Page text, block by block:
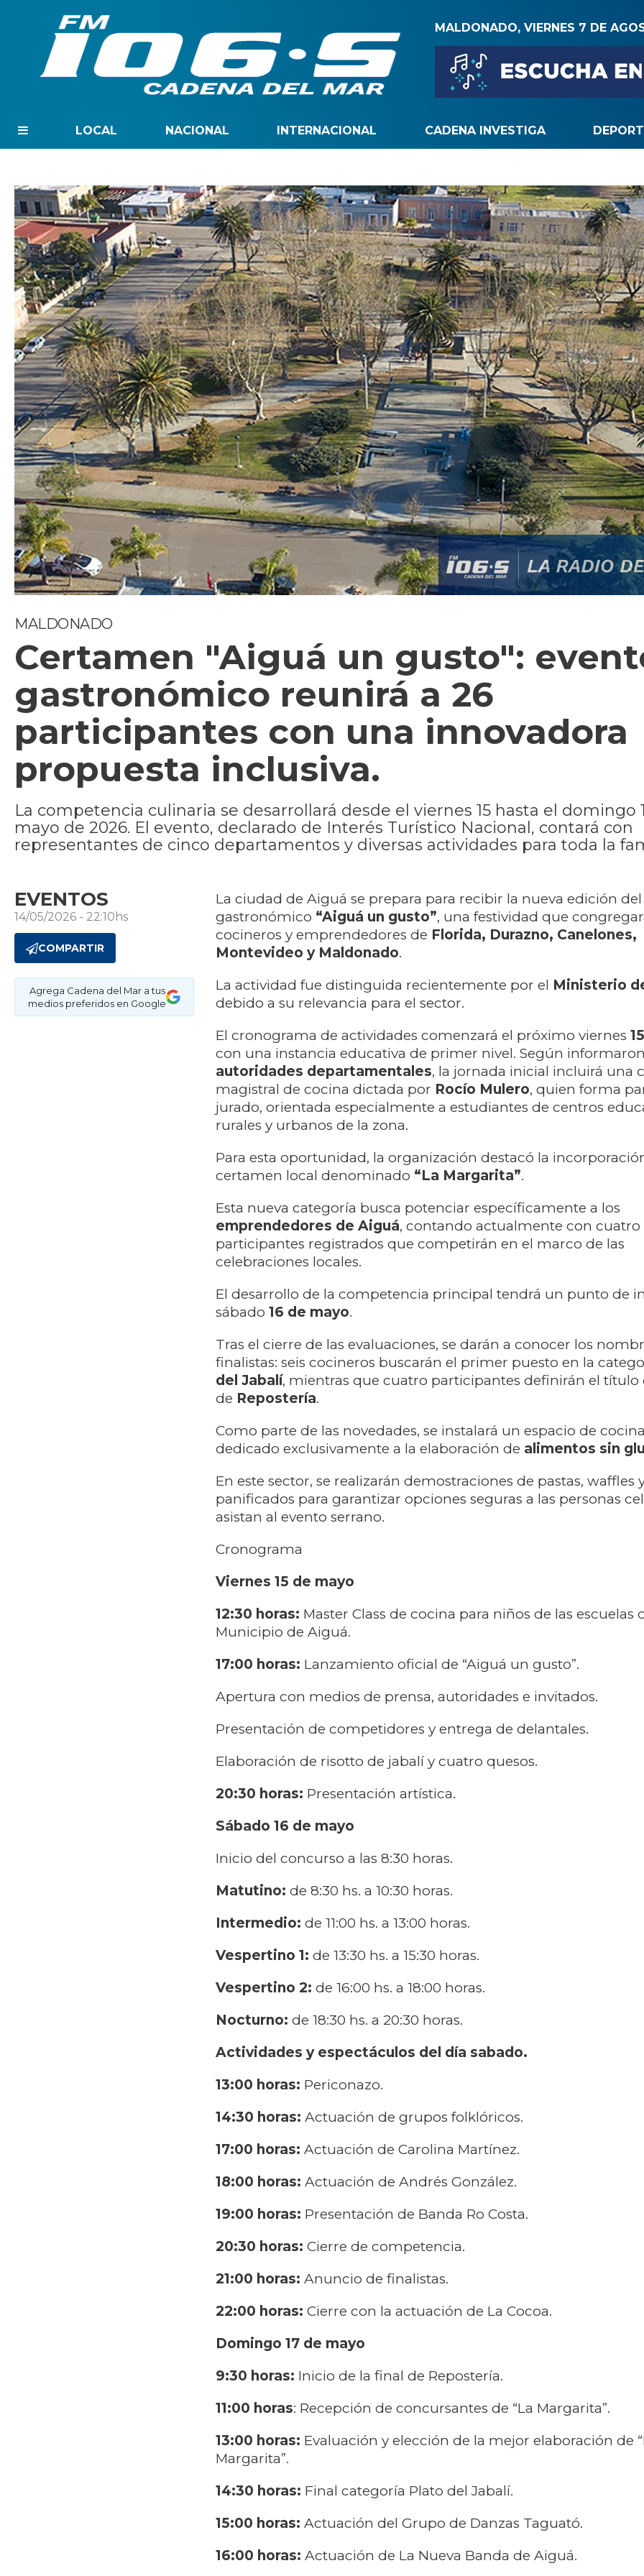
MALDONADO, VIERNES 7 DE
LOCAL NACIONAL INTERNACIONAL CADENA INVESTIGA
MALDONADO
Certamen "Aiguá un gusto":
gastronómico reunirá a 26
participantes con una innovadora
propuesta inclusiva.
La competencia culinaria se desarrollará desde el viernes 15 hasta el domingo
mayo de 2026. El evento, declarado de Interés Turístico Nacional, contará con
representantes de cinco departamentos y diversas actividades para toda la
EVENTOS
14/05/2026 - 22:10hs
COMPARTIR
Agrega Cadena del Mar a tus
medios preferidos en Google
La ciudad de Aiguá se prepara para recibir la nueva edición
gastronómico “Aiguá un gusto”, una festividad que
cocineros y emprendedores de Florida, Durazno, Canelones,
Montevideo y Maldonado.
La actividad fue distinguida recientemente por el Ministerio
debido a su relevancia para el sector.
El cronograma de actividades comenzará el próximo viernes
con una instancia educativa de primer nivel. Según
autoridades departamentales, la jornada inicial incluirá una
magistral de cocina dictada por Rocío Mulero, quien forma
jurado, orientada especialmente a estudiantes de centros
rurales y urbanos de la zona.
Para esta oportunidad, la organización destacó la
certamen local denominado “La Margarita”.
Esta nueva categoría busca potenciar específicamente a los
emprendedores de Aiguá, contando actualmente con cuatro
participantes registrados que competirán en el marco de las
celebraciones locales.
El desarrollo de la competencia principal tendrá un punto de
sábado 16 de mayo.
Tras el cierre de las evaluaciones, se darán a conocer los
finalistas: seis cocineros buscarán el primer puesto en la
del Jabalí, mientras que cuatro participantes definirán el título
de Repostería.
Como parte de las novedades, se instalará un espacio de
dedicado exclusivamente a la elaboración de alimentos sin
En este sector, se realizarán demostraciones de pastas, waffles
panificados para garantizar opciones seguras a las personas
asistan al evento serrano.
Cronograma
Viernes 15 de mayo
12:30 horas: Master Class de cocina para niños de las escuelas
Municipio de Aiguá.
17:00 horas: Lanzamiento oficial de “Aiguá un gusto”.
Apertura con medios de prensa, autoridades e invitados.
Presentación de competidores y entrega de delantales.
Elaboración de risotto de jabalí y cuatro quesos.
20:30 horas: Presentación artística.
Sábado 16 de mayo
Inicio del concurso a las 8:30 horas.
Matutino: de 8:30 hs. a 10:30 horas.
Intermedio: de 11:00 hs. a 13:00 horas.
Vespertino 1: de 13:30 hs. a 15:30 horas.
Vespertino 2: de 16:00 hs. a 18:00 horas.
Nocturno: de 18:30 hs. a 20:30 horas.
Actividades y espectáculos del día sabado.
13:00 horas: Periconazo.
14:30 horas: Actuación de grupos folklóricos.
17:00 horas: Actuación de Carolina Martínez.
18:00 horas: Actuación de Andrés González.
19:00 horas: Presentación de Banda Ro Costa.
20:30 horas: Cierre de competencia.
21:00 horas: Anuncio de finalistas.
22:00 horas: Cierre con la actuación de La Cocoa.
Domingo 17 de mayo
9:30 horas: Inicio de la final de Repostería.
11:00 horas: Recepción de concursantes de “La Margarita”.
13:00 horas: Evaluación y elección de la mejor elaboración de
Margarita”.
14:30 horas: Final categoría Plato del Jabalí.
15:00 horas: Actuación del Grupo de Danzas Taguató.
16:00 horas: Actuación de La Nueva Banda de Aiguá.